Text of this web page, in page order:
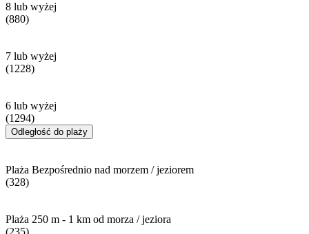
8 lub wyżej
(880)
7 lub wyżej
(1228)
6 lub wyżej
(1294)
Odległość do plaży
Plaża Bezpośrednio nad morzem / jeziorem
(328)
Plaża 250 m - 1 km od morza / jeziora